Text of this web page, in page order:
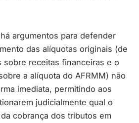
argumentos para defender
das alíquotas originais (de
sobre receitas financeiras e o
a alíquota do AFRMM) não
imediata, permitindo aos
judicialmente qual o
cobrança dos tributos em